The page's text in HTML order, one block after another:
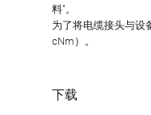
料"。
为了将电缆接头与设
cNm）。
下载